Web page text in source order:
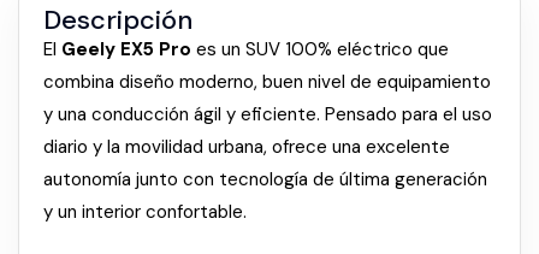
Descripción
El Geely EX5 Pro es un SUV 100% eléctrico que
combina diseño moderno, buen nivel de equipamiento
y una conducción ágil y eficiente. Pensado para el uso
diario y la movilidad urbana, ofrece una excelente
autonomía junto con tecnología de última generación
y un interior confortable.